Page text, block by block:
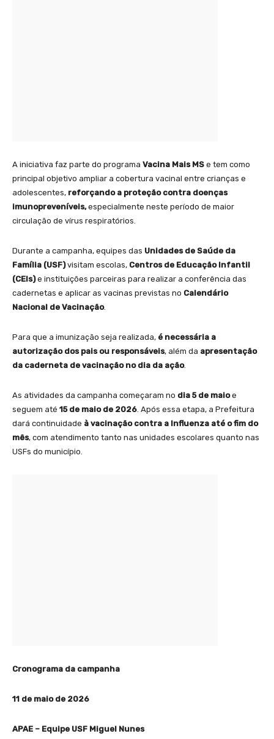
A iniciativa faz parte do programa Vacina Mais MS e tem como
principal objetivo ampliar a cobertura vacinal entre crianças e
adolescentes, reforçando a proteção contra doenças
imunopreveníveis,especialmente neste período de maior
circulação de vírus respiratórios.
Durante a campanha, equipes das Unidades de Saúde da
Família (USF)visitam escolas, Centros de Educação Infantil
(CEIs)e instituições parceiras para realizar a conferência das
cadernetas e aplicar as vacinas previstas no Calendário
Nacional de Vacinação.
Para que a imunização seja realizada, é necessária a
autorização dos pais ou responsáveis, além da apresentação
da caderneta de vacinação no dia da ação.
As atividades da campanha começaram no dia 5 de maioe
seguem até 15 de maio de 2026. Após essa etapa, a Prefeitura
dará continuidade à vacinação contra a Influenza até o fim do
mês, com atendimento tanto nas unidades escolares quanto nas
USFs do município.
Cronograma da campanha
11 de maio de 2026
APAE – Equipe USF Miguel Nunes